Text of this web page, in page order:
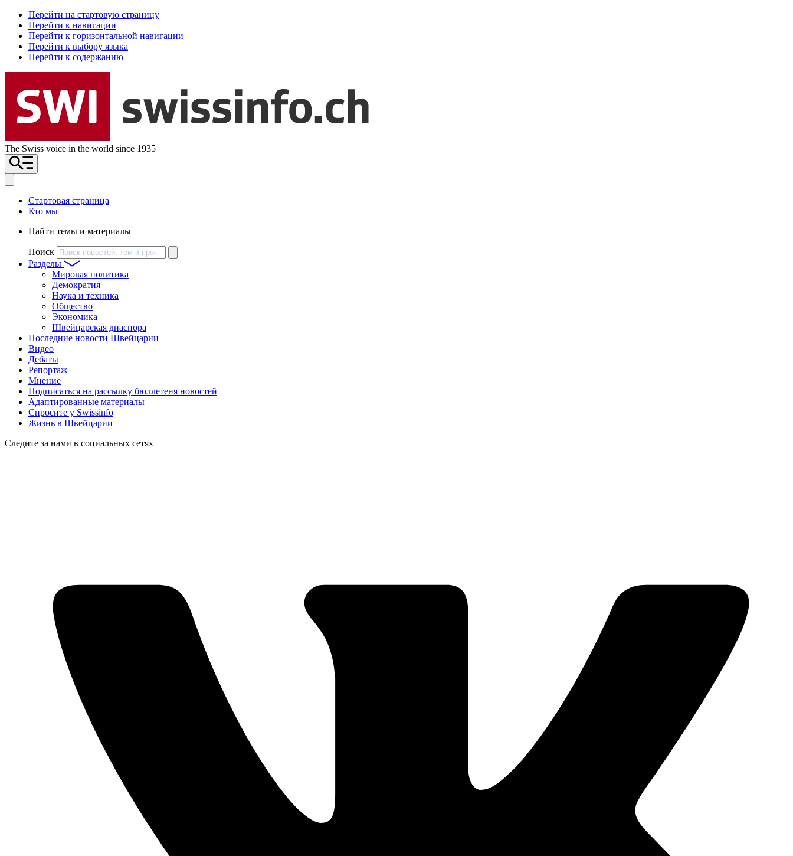
Перейти на стартовую страницу
Перейти к навигации
Перейти к горизонтальной навигации
Перейти к выбору языка
Перейти к содержанию
The Swiss voice in the world since 1935
Стартовая страница
Кто мы
Найти темы и материалы
Поиск
Разделы
Мировая политика
Демократия
Наука и техника
Общество
Экономика
Швейцарская диаспора
Последние новости Швейцарии
Видео
Дебаты
Репортаж
Мнение
Подписаться на рассылку бюллетеня новостей
Адаптированные материалы
Спросите у Swissinfo
Жизнь в Швейцарии
Следите за нами в социальных сетях